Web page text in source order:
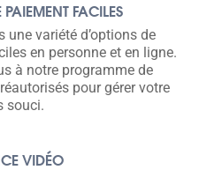
FACILES
une variété d’options de
en personne et en ligne.
à notre programme de
pour gérer votre
souci.
VIDÉO